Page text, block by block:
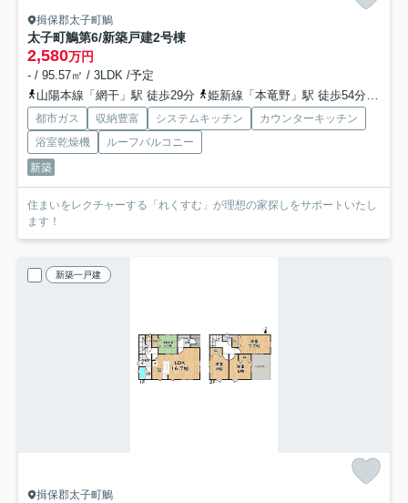
揖保郡太子町鵤
太子町鵤第6/新築戸建2号棟
2,580万円
- / 95.57㎡ / 3LDK /予定
山陽本線「網干」駅 徒歩29分
姫新線「本竜野」駅 徒歩54分
都市ガス 収納豊富 システムキッチン
カウンターキッチン
浴室乾燥機
ルーフバルコニー
新築
住まいをレクチャーする「れくすむ」が理想の家探しをサポートいたし
ます！
新築一戸建
揖保郡太子町鵤